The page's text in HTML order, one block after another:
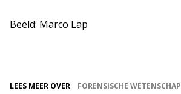
Beeld: Marco Lap
LEES MEER OVER FORENSISCHE WETENSCHAP